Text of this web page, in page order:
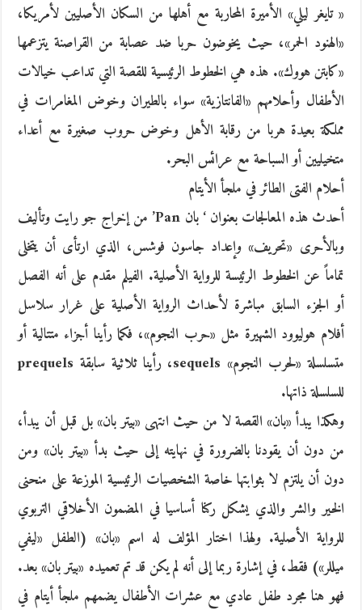
« تايغر ليلي» الأميرة المحاربة مع أهلها من السكان الأصليين لأمريكا،
«الهنود الحمر»، حيث يخوضون حربا ضد عصابة من القراصنة يتزعمها
«كابتن هووك». هذه هي الخطوط الرئيسية للقصة التي تداعب خيالات
الأطفال وأحلامهم «الفانتازية» سواء بالطيران وخوض المغامرات في
مملكة بعيدة هربا من رقابة الأهل وخوض حروب صغيرة مع أعداء
متخيليين أو السباحة مع عرائس البحر.
أحلام الفتى الطائر في ملجأ الأيتام
أحدث هذه المعالجات بعنوان ‘ بان Pan’ من إخراج جو رايت وتأليف
وبالأحرى «تحريف» وإعداد جاسون فوشس، الذي ارتأى أن يتخلى
تماماً عن الخطوط الرئيسة للرواية الأصلية. الفيلم مقدم على أنه الفصل
أو الجزء السابق مباشرة لأحداث الرواية الأصلية على غرار سلاسل
أفلام هوليوود الشهيرة مثل «حرب النجوم»، فكما رأينا أجزاء متتالية أو
متسلسلة «لحرب النجوم» sequels، رأينا ثلاثية سابقة prequels
للسلسلة ذاتها.
وهكذا يبدأ «بان» القصة لا من حيث انتهى «بيتر بان» بل قبل أن يبدأ،
من دون أن يقودنا بالضرورة في نهايته إلى حيث بدأ «بيتر بان» ومن
دون أن يلتزم لا بثوابتها خاصة الشخصيات الرئيسية الموزعة على منحنى
الخير والشر والذي يشكل ركنا أساسيا في المضمون الأخلاقي التربوي
للرواية الأصلية. ولهذا اختار المؤلف له اسم «بان» (الطفل «ليفي
ميللر») فقط، في إشارة ربما إلى أنه لم يكن قد تم تعميده «بيتر بان» بعد.
فهو هنا مجرد طفل عادي مع عشرات الأطفال يضمهم ملجأ أيتام في